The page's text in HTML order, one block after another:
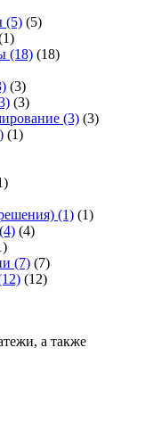
(5) (5)
(18) (18)
(3)
(3)
(3) (3)
(1)
(1) (1)
(4) (4)
(7) (7)
(12)
а также